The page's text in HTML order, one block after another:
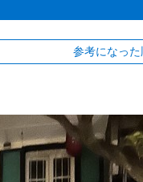
参考になった